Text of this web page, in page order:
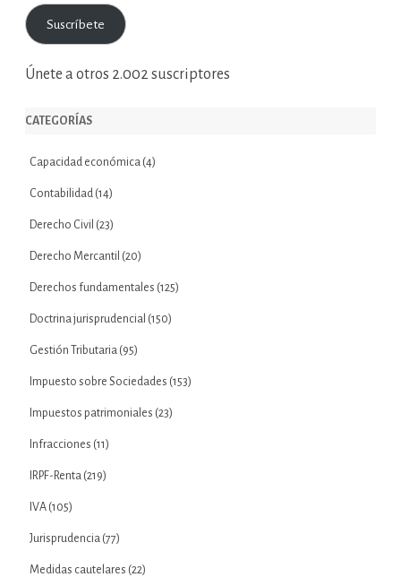
correo
electrónico
Suscríbete
Únete a otros 2.002 suscriptores
CATEGORÍAS
Capacidad económica (4)
Contabilidad (14)
Derecho Civil (23)
Derecho Mercantil (20)
Derechos fundamentales (125)
Doctrina jurisprudencial (150)
Gestión Tributaria (95)
Impuesto sobre Sociedades (153)
Impuestos patrimoniales (23)
Infracciones (11)
IRPF-Renta (219)
IVA (105)
Jurisprudencia (77)
Medidas cautelares (22)